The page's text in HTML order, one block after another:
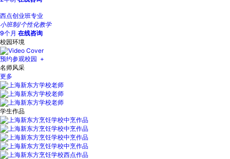
西点创业班专业
小班制/个性化教学
9个月 在线咨询
校园环境
预约参观校园 +
名师风采
更多
学生作品